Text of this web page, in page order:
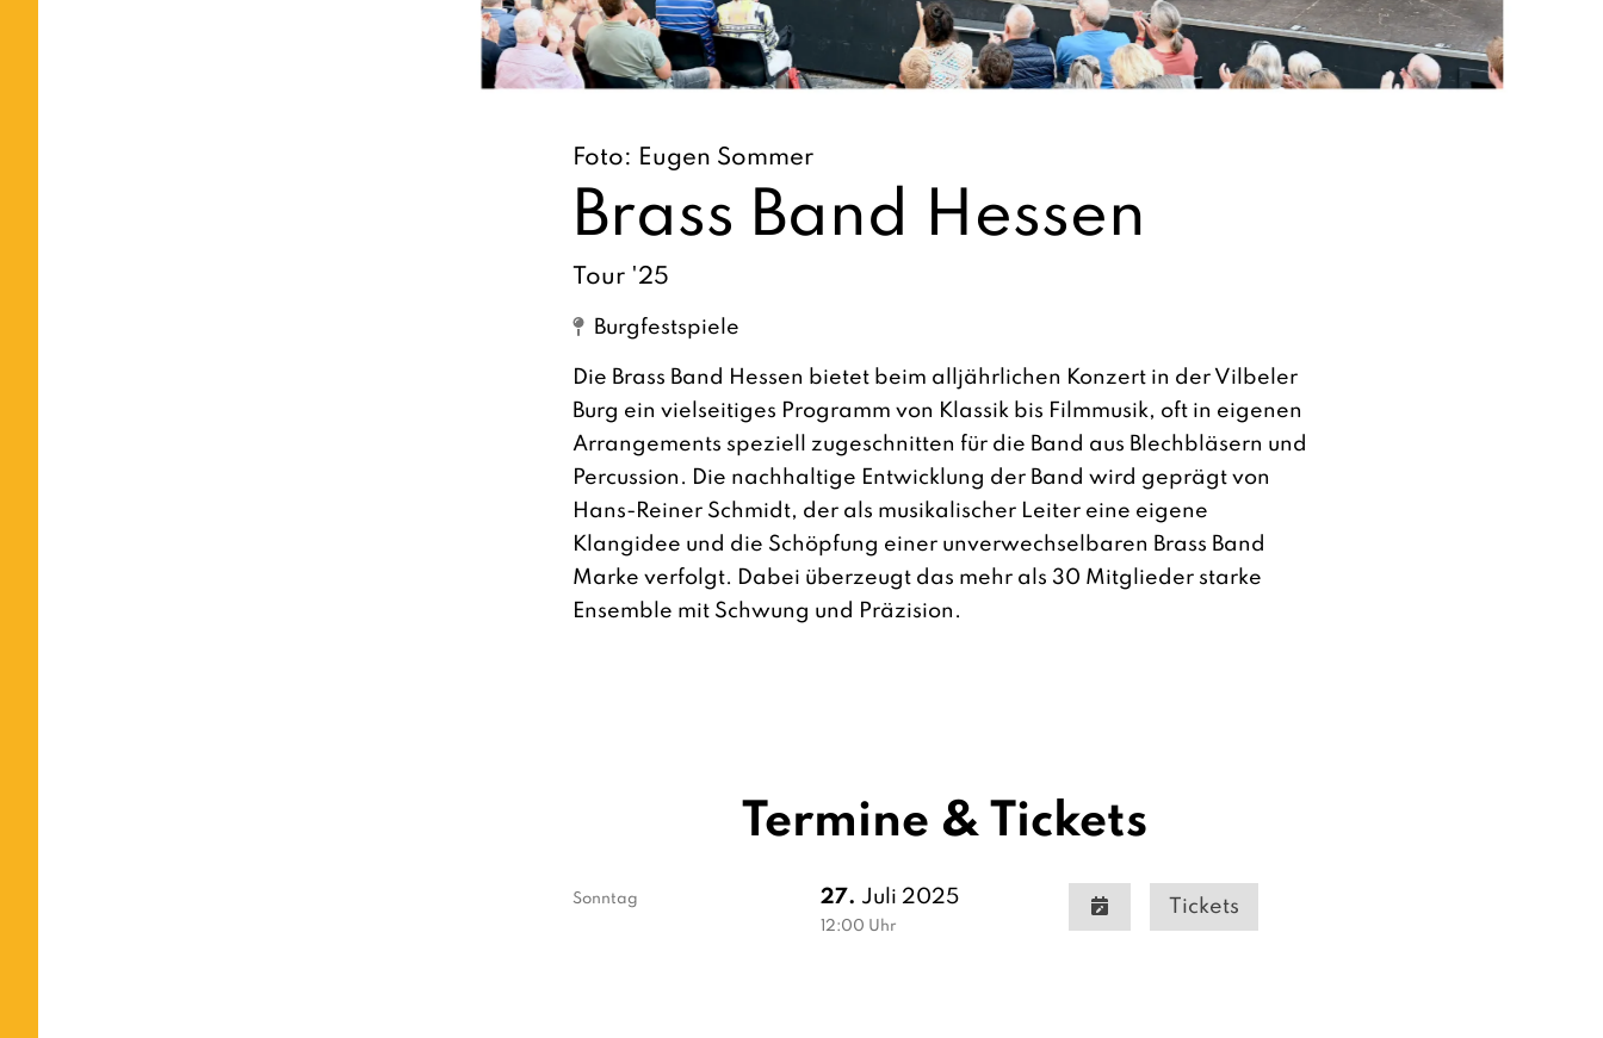
Foto: Eugen Sommer
Brass Band Hessen
Tour '25
Burgfestspiele
Die Brass Band Hessen bietet beim alljährlichen Konzert in der Vilbeler
Burg ein vielseitiges Programm von Klassik bis Filmmusik, oft in eigenen
Arrangements speziell zugeschnitten für die Band aus Blechbläsern und
Percussion. Die nachhaltige Entwicklung der Band wird geprägt von
Hans-Reiner Schmidt, der als musikalischer Leiter eine eigene
Klangidee und die Schöpfung einer unverwechselbaren Brass Band
Marke verfolgt. Dabei überzeugt das mehr als 30 Mitglieder starke
Ensemble mit Schwung und Präzision.
Termine & Tickets
Sonntag 27. Juli 2025
12:00 Uhr
Tickets